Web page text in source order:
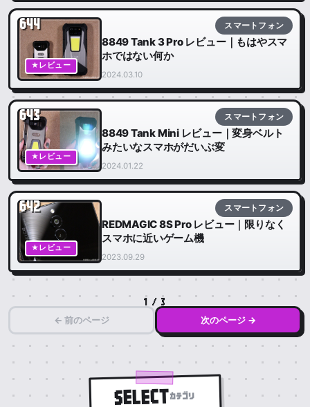
★レビュー
644 スマートフォン
8849 Tank 3 Pro レビュー｜もはやスマ
ホではない何か
2024.03.10
★レビュー
643 スマートフォン
8849 Tank Mini レビュー｜変身ベルト
みたいなスマホがだいぶ変
2024.01.22
★レビュー
642 スマートフォン
REDMAGIC 8S Pro レビュー｜限りなく
スマホに近いゲーム機
2023.09.29
← 前のページ
1 / 3
次のページ →
SELECTカテゴリ